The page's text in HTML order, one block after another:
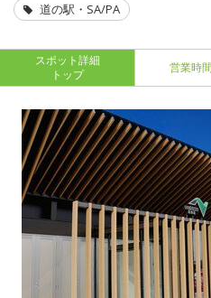
道の駅・SA/PA
スポット詳細
トップ
営業時